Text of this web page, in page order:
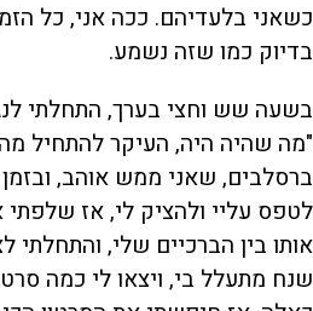
כשאני בלעדיהם. ככה אני, כל
בדיוק כמו שזה נשמע.
בשעה שש וחצי בערך, התחלתי
"מה שהיה היה, העיקר להתחיל
ברסלבים, שאני ממש אוהב, ובזמן
לטפס עליי ולהציק לי, אז
אותו בין הברכיים שלי, והתחלתי
שנח מתעלל בי, ויצאו לי כמה